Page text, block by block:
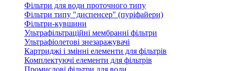
Фільтри для води проточного типу
Фільтри типу "диспенсер" (пуріфайери)
Фільтри-кувшини
Ультрафільтраційні мембранні фільтри
Ультрафіолетові знезаражувачі
Картриджі і змінні елементи для фільтрів
Комплектуючі елементи для фільтрів
Промислові фільтри для води